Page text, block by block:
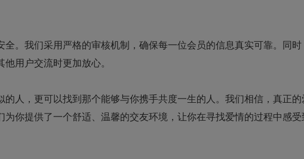
。我们采用严格的审核机制，确保每一位会员的信息真实可靠。同时
用户交流时更加放心。
人，更可以找到那个能够与你携手共度一生的人。我们相信，真正的
你提供了一个舒适、温馨的交友环境，让你在寻找爱情的过程中感受